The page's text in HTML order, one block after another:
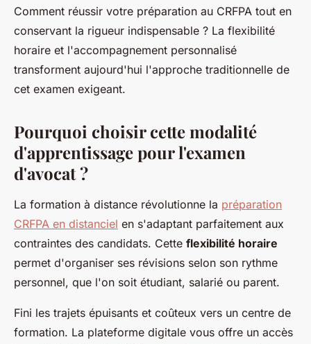
Comment réussir votre préparation au CRFPA tout en
conservant la rigueur indispensable ? La flexibilité
horaire et l'accompagnement personnalisé
transforment aujourd'hui l'approche traditionnelle de
cet examen exigeant.
Pourquoi choisir cette modalité
d'apprentissage pour l'examen
d'avocat ?
La formation à distance révolutionne la préparation
CRFPA en distanciel en s'adaptant parfaitement aux
contraintes des candidats. Cette flexibilité horaire
permet d'organiser ses révisions selon son rythme
personnel, que l'on soit étudiant, salarié ou parent.
Fini les trajets épuisants et coûteux vers un centre de
formation. La plateforme digitale vous offre un accès